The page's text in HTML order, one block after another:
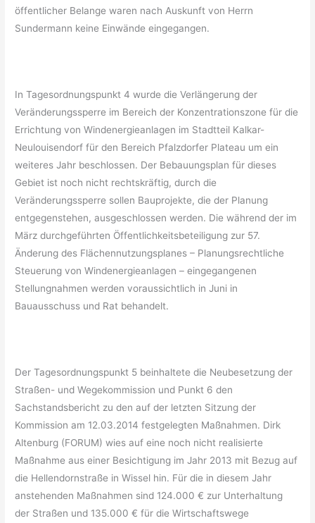
öffentlicher Belange waren nach Auskunft von Herrn
Sundermann keine Einwände eingegangen.
In Tagesordnungspunkt 4 wurde die Verlängerung der
Veränderungssperre im Bereich der Konzentrationszone für die
Errichtung von Windenergieanlagen im Stadtteil Kalkar-
Neulouisendorf für den Bereich Pfalzdorfer Plateau um ein
weiteres Jahr beschlossen. Der Bebauungsplan für dieses
Gebiet ist noch nicht rechtskräftig, durch die
Veränderungssperre sollen Bauprojekte, die der Planung
entgegenstehen, ausgeschlossen werden. Die während der im
März durchgeführten Öffentlichkeitsbeteiligung zur 57.
Änderung des Flächennutzungsplanes – Planungsrechtliche
Steuerung von Windenergieanlagen – eingegangenen
Stellungnahmen werden voraussichtlich in Juni in
Bauausschuss und Rat behandelt.
Der Tagesordnungspunkt 5 beinhaltete die Neubesetzung der
Straßen- und Wegekommission und Punkt 6 den
Sachstandsbericht zu den auf der letzten Sitzung der
Kommission am 12.03.2014 festgelegten Maßnahmen. Dirk
Altenburg (FORUM) wies auf eine noch nicht realisierte
Maßnahme aus einer Besichtigung im Jahr 2013 mit Bezug auf
die Hellendornstraße in Wissel hin. Für die in diesem Jahr
anstehenden Maßnahmen sind 124.000 € zur Unterhaltung
der Straßen und 135.000 € für die Wirtschaftswege